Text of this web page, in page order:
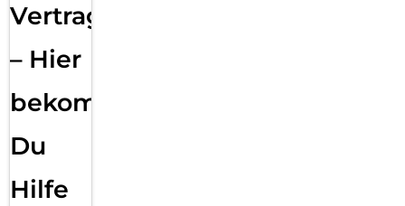
Vertragsabwicklung
– Hier
bekommst
Du
Hilfe